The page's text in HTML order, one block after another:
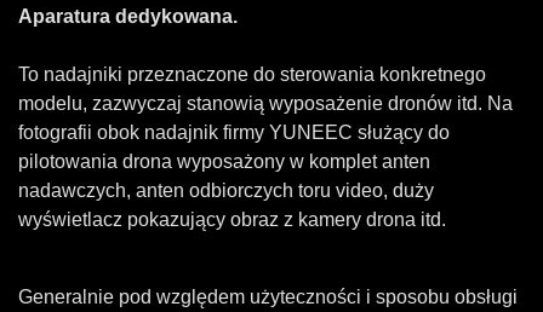
Aparatura dedykowana.
To nadajniki przeznaczone do sterowania konkretnego
modelu, zazwyczaj stanowią wyposażenie dronów itd. Na
fotografii obok nadajnik firmy YUNEEC służący do
pilotowania drona wyposażony w komplet anten
nadawczych, anten odbiorczych toru video, duży
wyświetlacz pokazujący obraz z kamery drona itd.
Generalnie pod względem użyteczności i sposobu obsługi